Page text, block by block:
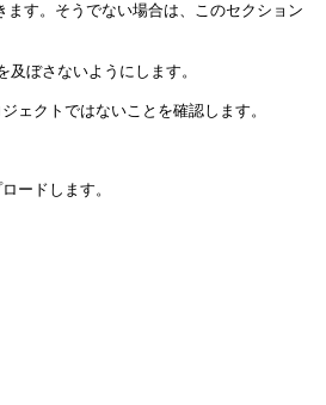
す。そうでない場合は、このセクション
ぼさないようにします。
クトではないことを確認します。
ドします。